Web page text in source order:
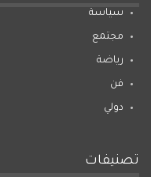
سياسة
مجتمع
رياضة
فن
دولي
تصنيفات